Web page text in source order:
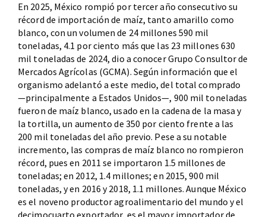
En 2025, México rompió por tercer año consecutivo su
récord de importación de maíz, tanto amarillo como
blanco, con un volumen de 24 millones 590 mil
toneladas, 4.1 por ciento más que las 23 millones 630
mil toneladas de 2024, dio a conocer Grupo Consultor de
Mercados Agrícolas (GCMA). Según información que el
organismo adelantó a este medio, del total comprado
—principalmente a Estados Unidos—, 900 mil toneladas
fueron de maíz blanco, usado en la cadena de la masa y
la tortilla, un aumento de 350 por ciento frente a las
200 mil toneladas del año previo. Pese a su notable
incremento, las compras de maíz blanco no rompieron
récord, pues en 2011 se importaron 1.5 millones de
toneladas; en 2012, 1.4 millones; en 2015, 900 mil
toneladas, y en 2016 y 2018, 1.1 millones. Aunque México
es el noveno productor agroalimentario del mundo y el